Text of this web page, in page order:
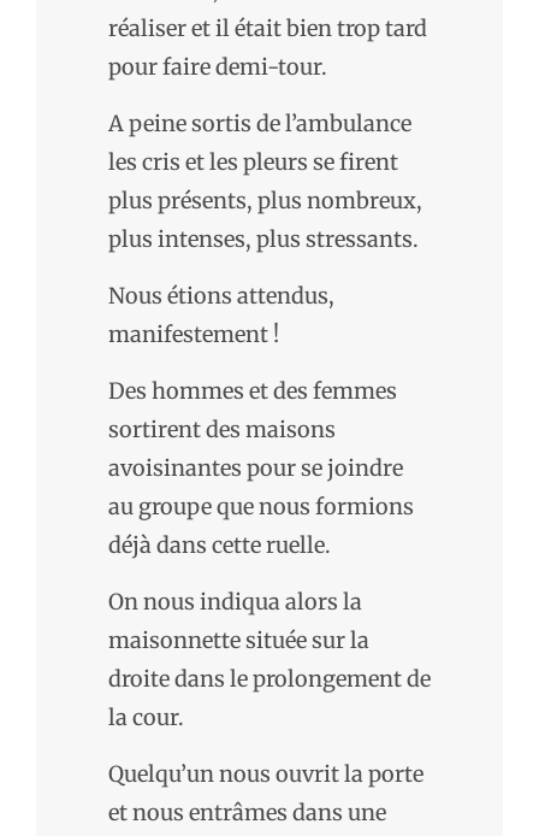
réaliser et il était bien trop tard
pour faire demi-tour.
A peine sortis de l’ambulance
les cris et les pleurs se firent
plus présents, plus nombreux,
plus intenses, plus stressants.
Nous étions attendus,
manifestement !
Des hommes et des femmes
sortirent des maisons
avoisinantes pour se joindre
au groupe que nous formions
déjà dans cette ruelle.
On nous indiqua alors la
maisonnette située sur la
droite dans le prolongement de
la cour.
Quelqu’un nous ouvrit la porte
et nous entrâmes dans une